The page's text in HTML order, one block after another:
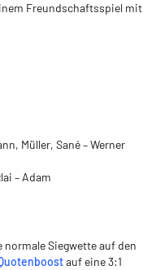
Freundschaftsspiel mit
Müller, Sané – Werner
– Adam
Siegwette auf den
auf eine 3:1